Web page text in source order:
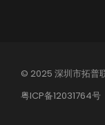
© 2025 深圳市拓普
粤ICP备12031764号